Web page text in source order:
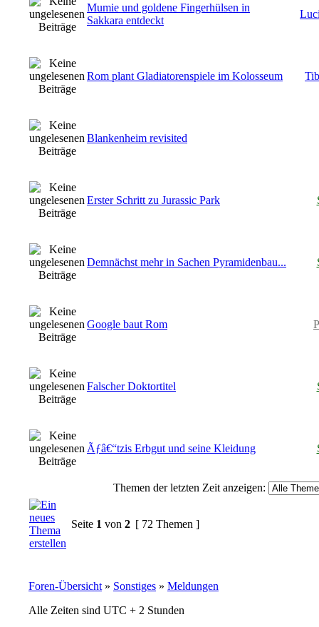
Mumie und goldene Fingerhülsen in
Sakkara entdeckt
Rom plant Gladiatorenspiele im Kolosseum
Blankenheim revisited
Erster Schritt zu Jurassic Park
Demnächst mehr in Sachen Pyramidenbau...
Google baut Rom
Falscher Doktortitel
Ãƒâ€“tzis Erbgut und seine Kleidung
Themen der letzten Zeit anzeigen:
Seite 1 von 2 [ 72 Themen ]
Foren-Übersicht » Sonstiges » Meldungen
Alle Zeiten sind UTC + 2 Stunden